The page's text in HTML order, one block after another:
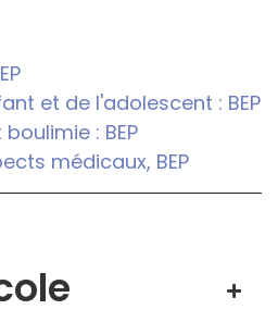
et de l'adolescent : BEP
: BEP
médicaux, BEP